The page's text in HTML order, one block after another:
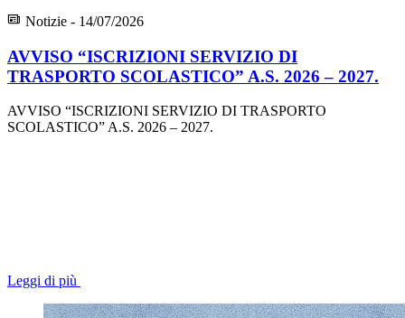
Notizie - 14/07/2026
AVVISO “ISCRIZIONI SERVIZIO DI
TRASPORTO SCOLASTICO” A.S. 2026 – 2027.
AVVISO “ISCRIZIONI SERVIZIO DI TRASPORTO
SCOLASTICO” A.S. 2026 – 2027.
Leggi di più